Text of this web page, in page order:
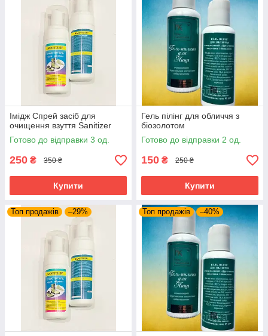
Імідж Спрей засіб для
очищення взуття Sanitizer
Готово до відправки 3 од.
250 ₴ 350 ₴
Купити
Гель пілінг для обличчя з
біозолотом
Готово до відправки 2 од.
150 ₴ 250 ₴
Купити
Топ продажів –29% Топ продажів –40%